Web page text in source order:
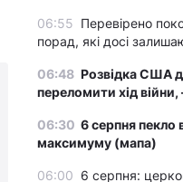
06:55 Перевірено
порад, які досі
06:48 Розвідка США
переломити хід
06:30 6 серпня пекло
максимуму (мапа)
06:00 6 серпня: